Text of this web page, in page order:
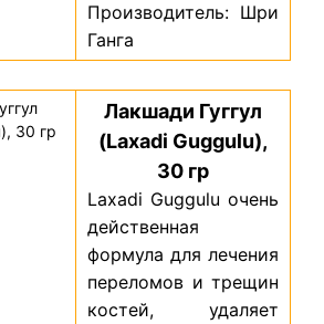
Производитель: Шри
Ганга
Лакшади Гуггул
(Laxadi Guggulu),
30 гр
Laxadi Guggulu очень
действенная
формула для лечения
переломов и трещин
костей, удаляет